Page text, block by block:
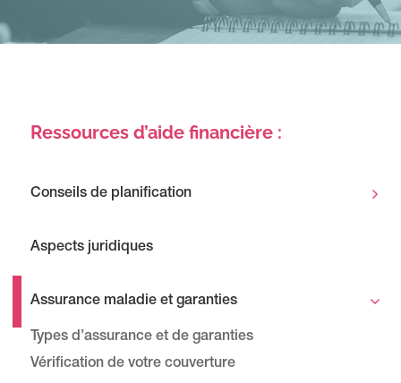
Ressources d’aide financière :
Conseils de planification
Aspects juridiques
Assurance maladie et garanties
Types d’assurance et de garanties
Vérification de votre couverture